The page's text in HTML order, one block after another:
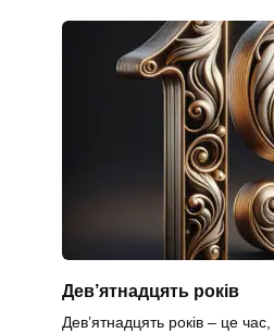
Дев’ятнадцять років
Дев’ятнадцять років – це